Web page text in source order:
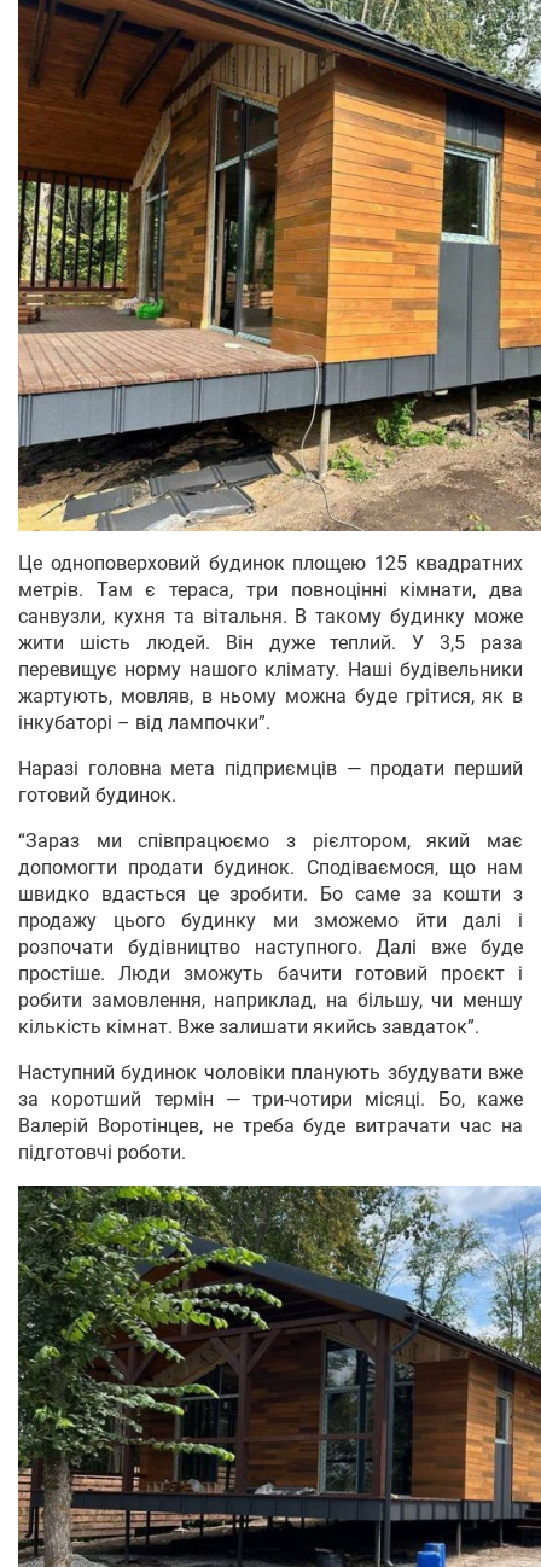
Це одноповерховий будинок площею 125 квадратних
метрів. Там є тераса, три повноцінні кімнати, два
санвузли, кухня та вітальня. В такому будинку може
жити шість людей. Він дуже теплий. У 3,5 раза
перевищує норму нашого клімату. Наші будівельники
жартують, мовляв, в ньому можна буде грітися, як в
інкубаторі – від лампочки”.
Наразі головна мета підприємців — продати перший
готовий будинок.
“Зараз ми співпрацюємо з рієлтором, який має
допомогти продати будинок. Сподіваємося, що нам
швидко вдасться це зробити. Бо саме за кошти з
продажу цього будинку ми зможемо йти далі і
розпочати будівництво наступного. Далі вже буде
простіше. Люди зможуть бачити готовий проєкт і
робити замовлення, наприклад, на більшу, чи меншу
кількість кімнат. Вже залишати якийсь завдаток”.
Наступний будинок чоловіки планують збудувати вже
за коротший термін — три-чотири місяці. Бо, каже
Валерій Воротінцев, не треба буде витрачати час на
підготовчі роботи.